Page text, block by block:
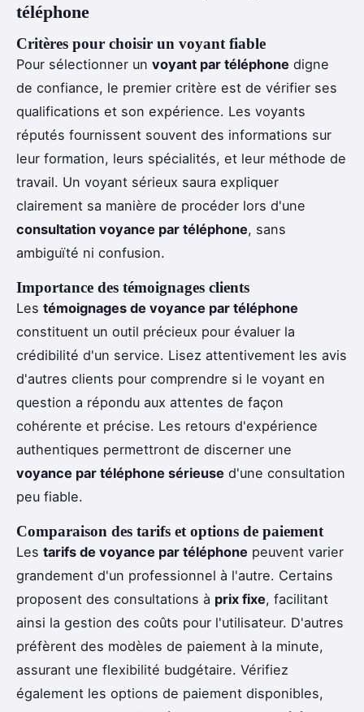
téléphone
Critères pour choisir un voyant fiable
Pour sélectionner un voyant par téléphone digne
de confiance, le premier critère est de vérifier ses
qualifications et son expérience. Les voyants
réputés fournissent souvent des informations sur
leur formation, leurs spécialités, et leur méthode de
travail. Un voyant sérieux saura expliquer
clairement sa manière de procéder lors d'une
consultation voyance par téléphone, sans
ambiguïté ni confusion.
Importance des témoignages clients
Les témoignages de voyance par téléphone
constituent un outil précieux pour évaluer la
crédibilité d'un service. Lisez attentivement les avis
d'autres clients pour comprendre si le voyant en
question a répondu aux attentes de façon
cohérente et précise. Les retours d'expérience
authentiques permettront de discerner une
voyance par téléphone sérieuse d'une consultation
peu fiable.
Comparaison des tarifs et options de paiement
Les tarifs de voyance par téléphone peuvent varier
grandement d'un professionnel à l'autre. Certains
proposent des consultations à prix fixe, facilitant
ainsi la gestion des coûts pour l'utilisateur. D'autres
préfèrent des modèles de paiement à la minute,
assurant une flexibilité budgétaire. Vérifiez
également les options de paiement disponibles,